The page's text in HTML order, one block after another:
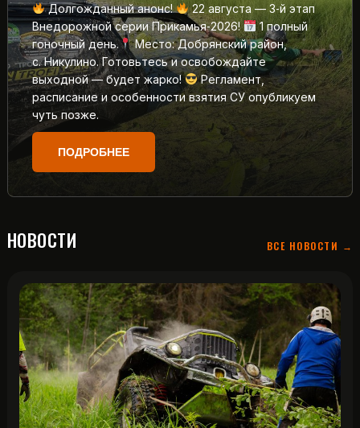
Долгожданный анонс!
22 августа — 3‑й этап
Внедорожной серии Прикамья‑2026!
1 полный
гоночный день.
Место: Добрянский район,
с. Никулино. Готовьтесь и освобождайте
выходной — будет жарко!
Регламент,
расписание и особенности взятия СУ опубликуем
чуть позже.
ПОДРОБНЕЕ
НОВОСТИ ВСЕ НОВОСТИ →